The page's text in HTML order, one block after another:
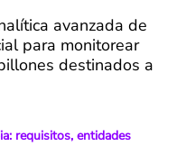
avanzada de
para monitorear
destinados a
requisitos, entidades